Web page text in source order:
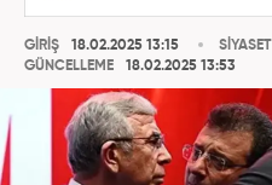
GİRİŞ
18.02.2025 13:15
GÜNCELLEME
18.02.2025 13:53
SİYASET